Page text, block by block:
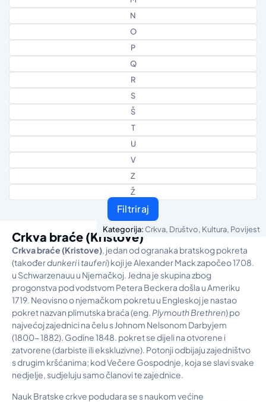
N
O
P
Q
R
S
Š
T
U
V
Z
Ž
Filtriraj
Kategorija: Crkva, Društvo, Kultura, Povijest
Crkva braće (Kristove)
Crkva braće (Kristove), jedan od ogranaka bratskog pokreta
(takođerdunkerii tauferi) koji je Alexander Mack započeo 1708.
u Schwarzenauu u Njemačkoj. Jedna je skupina zbog
progonstva pod vodstvom Petera Beckera došla u Ameriku
1719. Neovisno o njemačkom pokretu u Engleskoj je nastao
pokret nazvan plimutska braća (eng. Plymouth Brethren) po
najvećoj zajednici na čelu s Johnom Nelsonom Darbyjem
(1800- 1882). Godine 1848. pokret se dijeli na otvorene i
zatvorene (darbiste ili ekskluzivne). Potonji odbijaju zajedništvo
s drugim kršćanima; kod Večere Gospodnje, koja se slavi svake
nedjelje, sudjeluju samo članovi te zajednice.
Nauk Bratske crkve podudara se s naukom većine